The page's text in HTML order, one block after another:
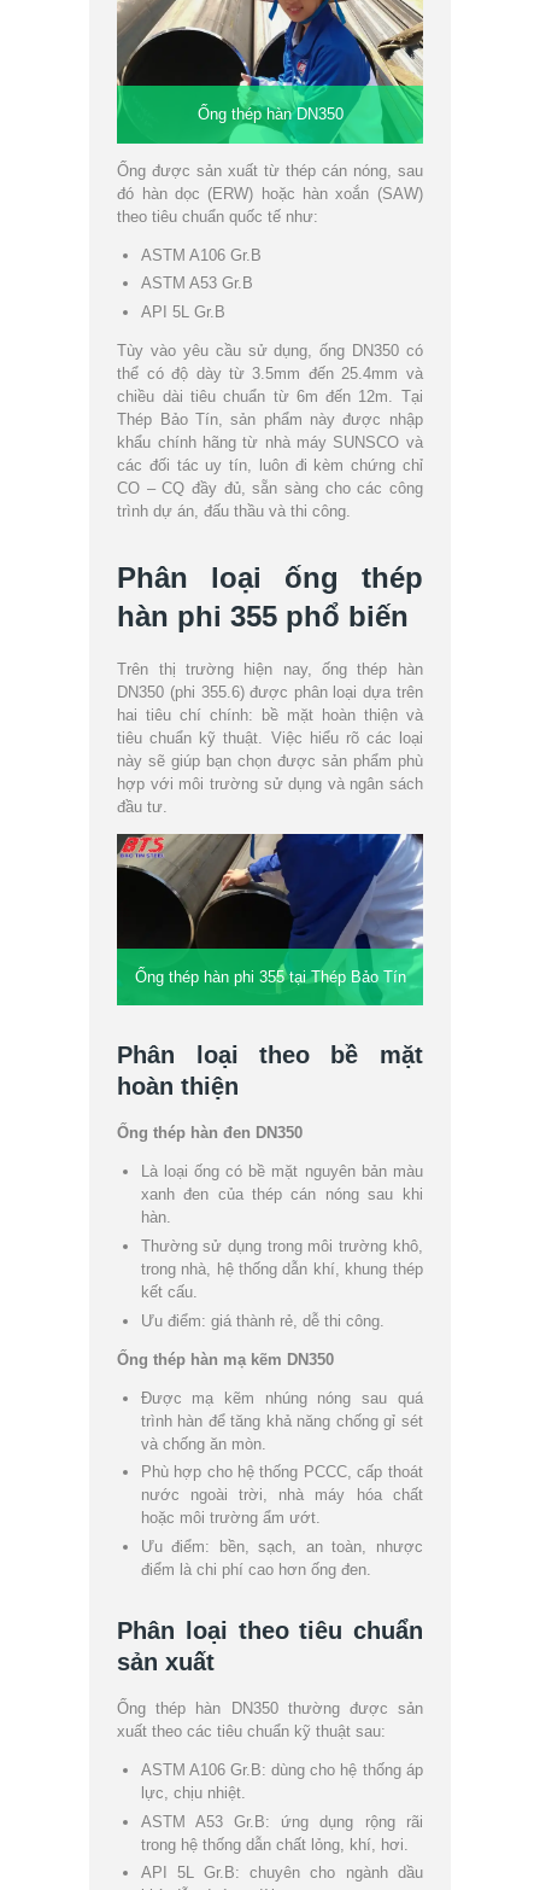
Ống thép hàn DN350
Ống được sản xuất từ thép cán nóng, sau
đó hàn dọc (ERW) hoặc hàn xoắn (SAW)
theo tiêu chuẩn quốc tế như:
ASTM A106 Gr.B
ASTM A53 Gr.B
API 5L Gr.B
Tùy vào yêu cầu sử dụng, ống DN350 có
thể có độ dày từ 3.5mm đến 25.4mm và
chiều dài tiêu chuẩn từ 6m đến 12m. Tại
Thép Bảo Tín, sản phẩm này được nhập
khẩu chính hãng từ nhà máy SUNSCO và
các đối tác uy tín, luôn đi kèm chứng chỉ
CO – CQ đầy đủ, sẵn sàng cho các công
trình dự án, đấu thầu và thi công.
Phân loại ống thép
hàn phi 355 phổ biến
Trên thị trường hiện nay, ống thép hàn
DN350 (phi 355.6) được phân loại dựa trên
hai tiêu chí chính: bề mặt hoàn thiện và
tiêu chuẩn kỹ thuật. Việc hiểu rõ các loại
này sẽ giúp bạn chọn được sản phẩm phù
hợp với môi trường sử dụng và ngân sách
đầu tư.
Ống thép hàn phi 355 tại Thép Bảo Tín
Phân loại theo bề mặt
hoàn thiện
Ống thép hàn đen DN350
Là loại ống có bề mặt nguyên bản màu
xanh đen của thép cán nóng sau khi
hàn.
Thường sử dụng trong môi trường khô,
trong nhà, hệ thống dẫn khí, khung thép
kết cấu.
Ưu điểm: giá thành rẻ, dễ thi công.
Ống thép hàn mạ kẽm DN350
Được mạ kẽm nhúng nóng sau quá
trình hàn để tăng khả năng chống gỉ sét
và chống ăn mòn.
Phù hợp cho hệ thống PCCC, cấp thoát
nước ngoài trời, nhà máy hóa chất
hoặc môi trường ẩm ướt.
Ưu điểm: bền, sạch, an toàn, nhược
điểm là chi phí cao hơn ống đen.
Phân loại theo tiêu chuẩn
sản xuất
Ống thép hàn DN350 thường được sản
xuất theo các tiêu chuẩn kỹ thuật sau:
ASTM A106 Gr.B: dùng cho hệ thống áp
lực, chịu nhiệt.
ASTM A53 Gr.B: ứng dụng rộng rãi
trong hệ thống dẫn chất lỏng, khí, hơi.
API 5L Gr.B: chuyên cho ngành dầu